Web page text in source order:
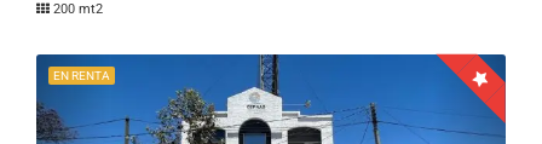
200 mt2
EN RENTA